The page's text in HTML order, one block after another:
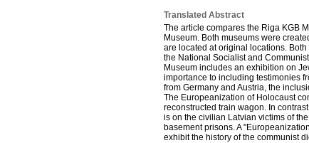
Translated Abstract
The article compares the Riga KGB
Museum. Both museums were
are located at original locations.
the National Socialist and
Museum includes an exhibition on
importance to including testimonies
from Germany and Austria, the
The Europeanization of Holocaust
reconstructed train wagon. In
is on the civilian Latvian victims of
basement prisons. A
exhibit the history of the communist